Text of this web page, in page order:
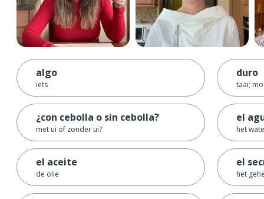
algo
iets
¿con cebolla o sin cebolla?
met ui of zonder ui?
el aceite
de olie
duro
taai;
el
het
el
het